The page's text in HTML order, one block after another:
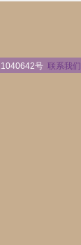
号 联系我们